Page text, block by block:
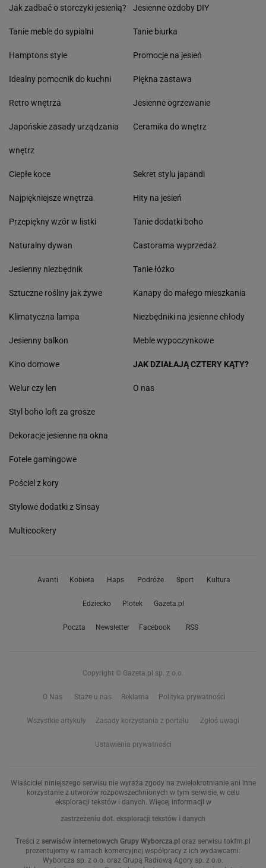
Jak zadbać o storczyki jesienią?
Tanie meble do sypialni
Hamptons style
Idealny pomocnik do kuchni
Retro wnętrza
Japońskie zasady urządzania
wnętrz
Jesienne ozdoby DIY
Tanie biurka
Promocje na jesień
Piękna zastawa
Jesienne ogrzewanie
Ceramika do wnętrz
Ciepłe koce
Najpiękniejsze wnętrza
Przepiękny wzór w listki
Naturalny dywan
Jesienny niezbędnik
Sztuczne rośliny jak żywe
Klimatyczna lampa
Jesienny balkon
Sekret stylu japandi
Hity na jesień
Tanie dodatki boho
Castorama wyprzedaż
Tanie łóżko
Kanapy do małego mieszkania
Niezbędniki na jesienne chłody
Meble wypoczynkowe
Kino domowe
Welur czy len
Styl boho loft za grosze
Dekoracje jesienne na okna
Fotele gamingowe
Pościel z kory
Stylowe dodatki z Sinsay
Multicookery
JAK DZIAŁAJĄ CZTERY KĄTY?
O nas
Avanti Kobieta Haps Podróże Sport Kultura
Edziecko Plotek Gazeta.pl
Poczta Newsletter Facebook RSS
Copyright © Gazeta.pl sp. z o.o.
O Nas Staże u nas Reklama Polityka prywatności
Wszystkie artykuły Zasady korzystania z portalu Zgłoś uwagi
Ustawienia prywatności
Właściciel niniejszego serwisu nie wyraża zgody na zwielokrotnianie ani inne
korzystanie z utworów rozpowszechnionych w tym serwisie, w celu
eksploracji tekstów i danych. Więcej informacji w
zastrzeżeniu dot. eksploracji tekstów i danych
Treści z serwisów internetowych Grupy Wyborcza.pl oraz serwisu tokfm.pl
prezentujemy w ramach komercyjnej współpracy z ich wydawcami:
Wyborcza sp. z o.o. oraz Grupą Radiową Agory sp. z o.o.